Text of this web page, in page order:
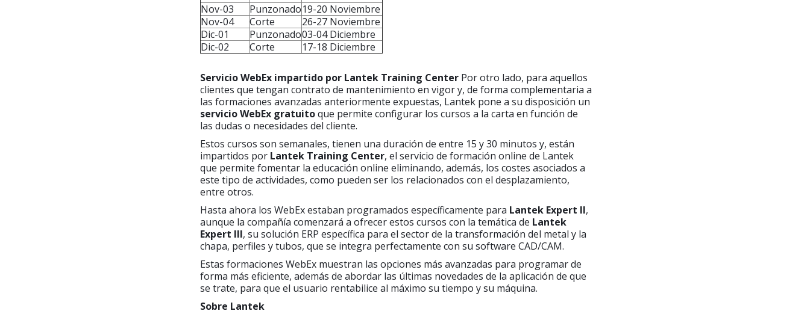
Nov-03
Punzonado19-20 Noviembre
Nov-04
Corte
26-27 Noviembre
Dic-01
Punzonado03-04 Diciembre
Dic-02
Corte 17-18 Diciembre
Servicio WebEx impartido por Lantek Training Center Por otro lado, para aquellos
clientes que tengan contrato de mantenimiento en vigor y, de forma complementaria a
las formaciones avanzadas anteriormente expuestas, Lantek pone a su disposición un
servicio WebEx gratuitoque permite configurar los cursos a la carta en función de
las dudas o necesidades del cliente.
Estos cursos son semanales, tienen una duración de entre 15 y 30 minutos y, están
impartidos por Lantek Training Center, el servicio de formación online de Lantek
que permite fomentar la educación online eliminando, además, los costes asociados a
este tipo de actividades, como pueden ser los relacionados con el desplazamiento,
entre otros.
Hasta ahora los WebEx estaban programados específicamente para Lantek Expert II,
aunque la compañía comenzará a ofrecer estos cursos con la temática de Lantek
Expert III, su solución ERP específica para el sector de la transformación del metal y la
chapa, perfiles y tubos, que se integra perfectamente con su software CAD/CAM.
Estas formaciones WebEx muestran las opciones más avanzadas para programar de
forma más eficiente, además de abordar las últimas novedades de la aplicación de que
se trate, para que el usuario rentabilice al máximo su tiempo y su máquina.
Sobre Lantek